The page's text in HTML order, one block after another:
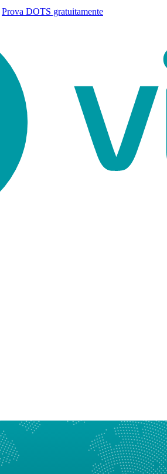
Prova DOTS gratuitamente